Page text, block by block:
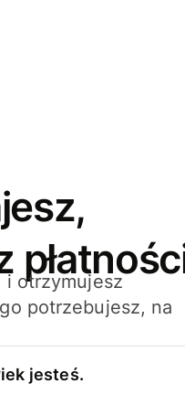
i otrzymujesz
potrzebujesz, na
jesteś.